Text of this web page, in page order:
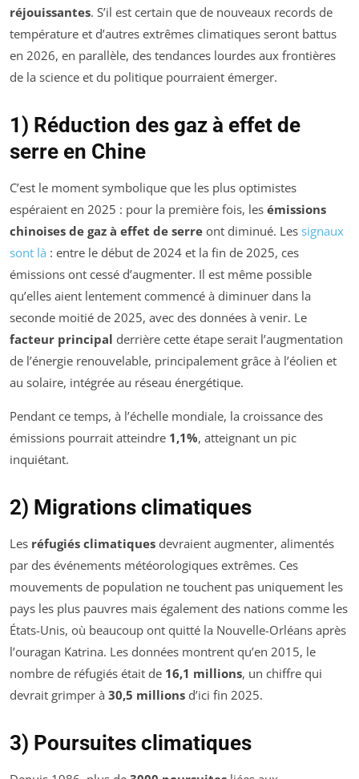
réjouissantes. S’il est certain que de nouveaux records de
température et d’autres extrêmes climatiques seront battus
en 2026, en parallèle, des tendances lourdes aux frontières
de la science et du politique pourraient émerger.
1) Réduction des gaz à effet de
serre en Chine
C’est le moment symbolique que les plus optimistes
espéraient en 2025 : pour la première fois, les émissions
chinoises de gaz à effet de serre ont diminué. Les signaux
sont là : entre le début de 2024 et la fin de 2025, ces
émissions ont cessé d’augmenter. Il est même possible
qu’elles aient lentement commencé à diminuer dans la
seconde moitié de 2025, avec des données à venir. Le
facteur principal derrière cette étape serait l’augmentation
de l’énergie renouvelable, principalement grâce à l’éolien et
au solaire, intégrée au réseau énergétique.
Pendant ce temps, à l’échelle mondiale, la croissance des
émissions pourrait atteindre 1,1%, atteignant un pic
inquiétant.
2) Migrations climatiques
Les réfugiés climatiques devraient augmenter, alimentés
par des événements météorologiques extrêmes. Ces
mouvements de population ne touchent pas uniquement les
pays les plus pauvres mais également des nations comme les
États-Unis, où beaucoup ont quitté la Nouvelle-Orléans après
l’ouragan Katrina. Les données montrent qu’en 2015, le
nombre de réfugiés était de 16,1 millions, un chiffre qui
devrait grimper à 30,5 millions d’ici fin 2025.
3) Poursuites climatiques